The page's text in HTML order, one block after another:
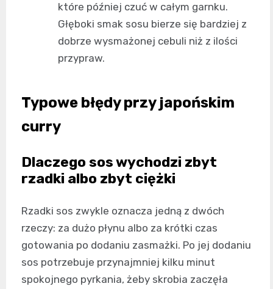
które później czuć w całym garnku.
Głęboki smak sosu bierze się bardziej z
dobrze wysmażonej cebuli niż z ilości
przypraw.
Typowe błędy przy japońskim
curry
Dlaczego sos wychodzi zbyt
rzadki albo zbyt ciężki
Rzadki sos zwykle oznacza jedną z dwóch
rzeczy: za dużo płynu albo za krótki czas
gotowania po dodaniu zasmażki. Po jej dodaniu
sos potrzebuje przynajmniej kilku minut
spokojnego pyrkania, żeby skrobia zaczęła